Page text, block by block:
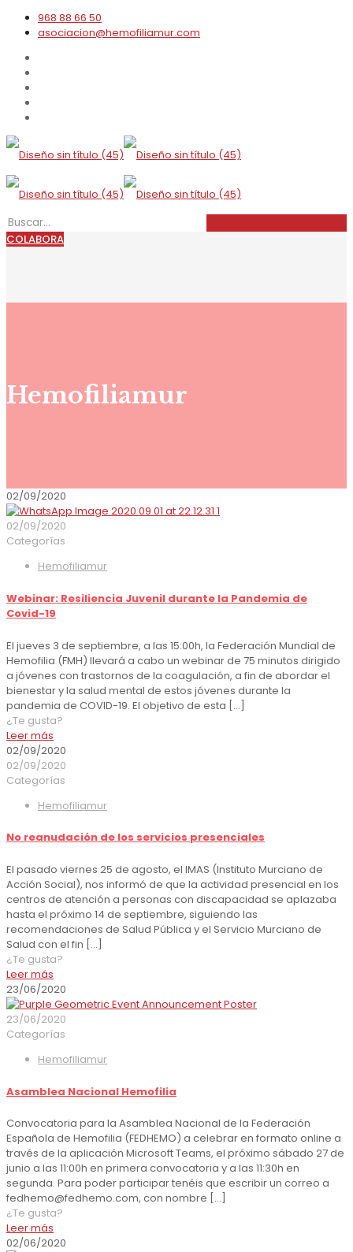
968 88 66 50
asociacion@hemofiliamur.com
COLABORA
Hemofiliamur
02/09/2020
02/09/2020
Categorías
Hemofiliamur
Webinar: Resiliencia Juvenil durante la Pandemia de
Covid-19
El jueves 3 de septiembre, a las 15:00h, la Federación Mundial de
Hemofilia (FMH) llevará a cabo un webinar de 75 minutos dirigido
a jóvenes con trastornos de la coagulación, a fin de abordar el
bienestar y la salud mental de estos jóvenes durante la
pandemia de COVID-19. El objetivo de esta […]
¿Te gusta?
Leer más
02/09/2020
02/09/2020
Categorías
Hemofiliamur
No reanudación de los servicios presenciales
El pasado viernes 25 de agosto, el IMAS (Instituto Murciano de
Acción Social), nos informó de que la actividad presencial en los
centros de atención a personas con discapacidad se aplazaba
hasta el próximo 14 de septiembre, siguiendo las
recomendaciones de Salud Pública y el Servicio Murciano de
Salud con el fin […]
¿Te gusta?
Leer más
23/06/2020
23/06/2020
Categorías
Hemofiliamur
Asamblea Nacional Hemofilia
Convocatoria para la Asamblea Nacional de la Federación
Española de Hemofilia (FEDHEMO) a celebrar en formato online a
través de la aplicación Microsoft Teams, el próximo sábado 27 de
junio a las 11:00h en primera convocatoria y a las 11:30h en
segunda. Para poder participar tenéis que escribir un correo a
fedhemo@fedhemo.com, con nombre […]
¿Te gusta?
Leer más
02/06/2020